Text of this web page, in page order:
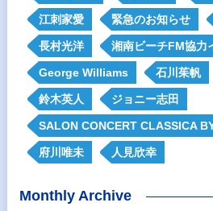
江刺家愛 緊急のお知らせ
長村光洋 湘南ビーチFM協力
George Williams 石川茱帆
鈴木英人 ジョニー志田
SALON CONCERT CLASSICA
府川唯未 人見欣幸
Monthly Archive